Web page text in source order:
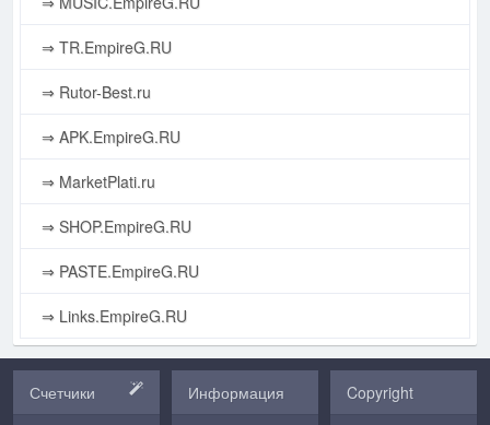
⇒ TR.EmpireG.RU
⇒ Rutor-Best.ru
⇒ APK.EmpireG.RU
⇒ MarketPlati.ru
⇒ SHOP.EmpireG.RU
⇒ PASTE.EmpireG.RU
⇒ Links.EmpireG.RU
Счетчики Информация Copyright